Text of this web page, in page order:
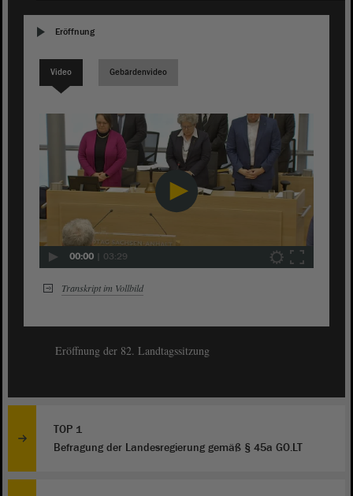
Eröffnung
Video Gebärdenvideo
00:00 03:29
Transkript im Vollbild
Eröffnung der 82. Landtagssitzung
TOP 1
Befragung der Landesregierung gemäß § 45a GO.LT